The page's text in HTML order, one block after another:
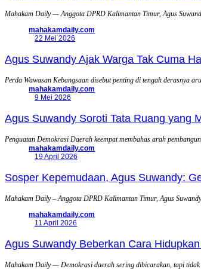
Mahakam Daily — Anggota DPRD Kalimantan Timur, Agus
mahakamdaily.com
22 Mei 2026
Agus Suwandy Ajak Warga Tak Cuma
Perda Wawasan Kebangsaan disebut penting di tengah derasnya
mahakamdaily.com
9 Mei 2026
Agus Suwandy Soroti Tata Ruang yang
Penguatan Demokrasi Daerah keempat membahas arah
mahakamdaily.com
19 April 2026
Sosper Kepemudaan, Agus Suwandy:
Mahakam Daily – Anggota DPRD Kalimantan Timur, Agus
mahakamdaily.com
11 April 2026
Agus Suwandy Beberkan Cara
Mahakam Daily — Demokrasi daerah sering dibicarakan, tapi tidak